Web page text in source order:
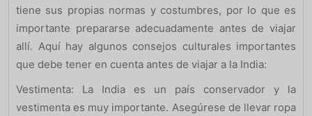
tiene sus propias normas y costumbres, por lo que es
importante prepararse adecuadamente antes de viajar
allí. Aquí hay algunos consejos culturales importantes
que debe tener en cuenta antes de viajar a la India:
Vestimenta: La India es un país conservador y la
vestimenta es muy importante. Asegúrese de llevar ropa